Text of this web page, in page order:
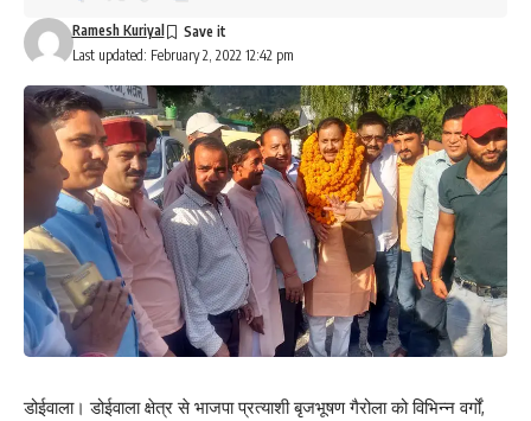
Last updated: February 2, 2022 12:42 pm
Ramesh Kuriyal
डोईवाला। डोईवाला क्षेत्र से भाजपा प्रत्याशी बृजभूषण गैरोला को विभिन्न वर्गों,